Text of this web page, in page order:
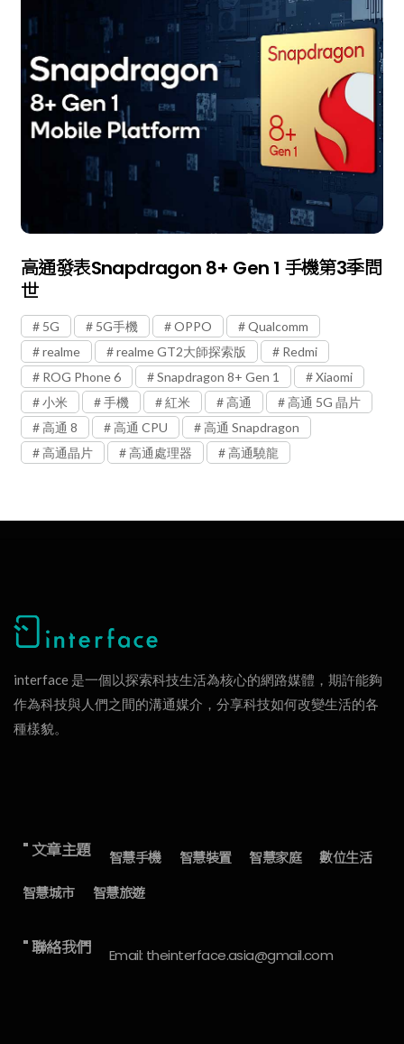
高通發表Snapdragon 8+ Gen 1 手機第3季問
世
5G 5G手機 OPPO
Qualcomm
realme
realme GT2大師探索版
Redmi
ROG Phone 6
Snapdragon 8+ Gen 1
Xiaomi
小米
手機 紅米 高通
高通 5G 晶片
高通 8
高通 CPU
高通 Snapdragon
高通晶片
高通處理器 高通驍龍
interface 是一個以探索科技生活為核心的網路媒體，期許能夠
作為科技與人們之間的溝通媒介，分享科技如何改變生活的各
種樣貌。
" 文章主題 智慧手機 智慧裝置 智慧家庭
數位生活
智慧城市
智慧旅遊
" 聯絡我們 Email: theinterface.asia@gmail.com